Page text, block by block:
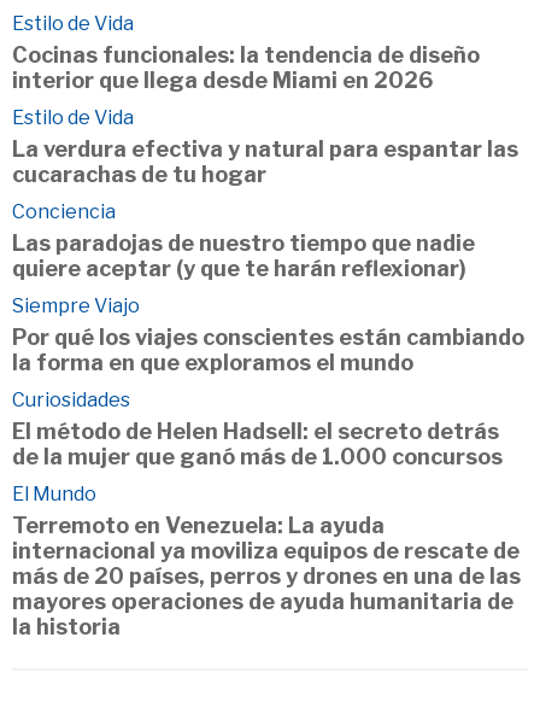
Estilo de Vida
Cocinas funcionales: la tendencia de diseño
interior que llega desde Miami en 2026
Estilo de Vida
La verdura efectiva y natural para espantar las
cucarachas de tu hogar
Conciencia
Las paradojas de nuestro tiempo que nadie
quiere aceptar (y que te harán reflexionar)
Siempre Viajo
Por qué los viajes conscientes están cambiando
la forma en que exploramos el mundo
Curiosidades
El método de Helen Hadsell: el secreto detrás
de la mujer que ganó más de 1.000 concursos
El Mundo
Terremoto en Venezuela: La ayuda
internacional ya moviliza equipos de rescate de
más de 20 países, perros y drones en una de las
mayores operaciones de ayuda humanitaria de
la historia